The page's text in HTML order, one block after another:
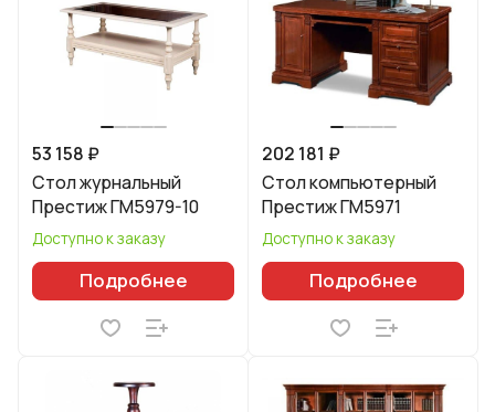
53 158 ₽
Стол журнальный
Престиж ГМ5979-10
Доступно к заказу
Подробнее
202 181 ₽
Стол компьютерный
Престиж ГМ5971
Доступно к заказу
Подробнее